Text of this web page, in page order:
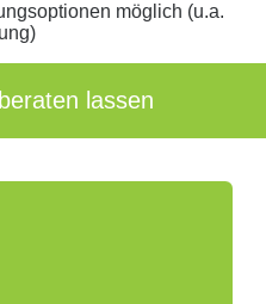
möglich (u.a.
lassen